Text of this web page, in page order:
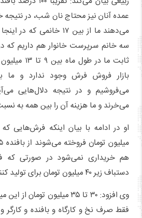
عمده آنان نیز محتاج نان شب، در نتیجه
می‌دهند ما از بین ۱۷
سه خانم سرپرست خانوار هم داریم که
ثابت ما در
بازار فروش فرش وجود ندارد و
می‌فروشیم و در نتیجه دلال‌هایی
می‌خرند و ما هزینه آن را بین همه به
دستباف زیر ۴۰ میلیون تومان برای تولید کننده اصلاً صرفه ندارد.
وی افزود: ۳۰ تا ۳۵ میلیون
فقط صرف نخ و کارگاه و بافنده و کارگر